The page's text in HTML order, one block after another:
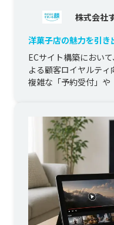
株式会社
洋菓子店の魅力を引
せたECサイト構築
ECサイト構築におい
よる顧客ロイヤルティ
複雑な「予約受付」